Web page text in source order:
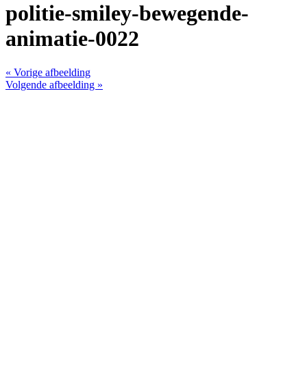
politie-smiley-bewegende-
animatie-0022
« Vorige afbeelding
Volgende afbeelding »